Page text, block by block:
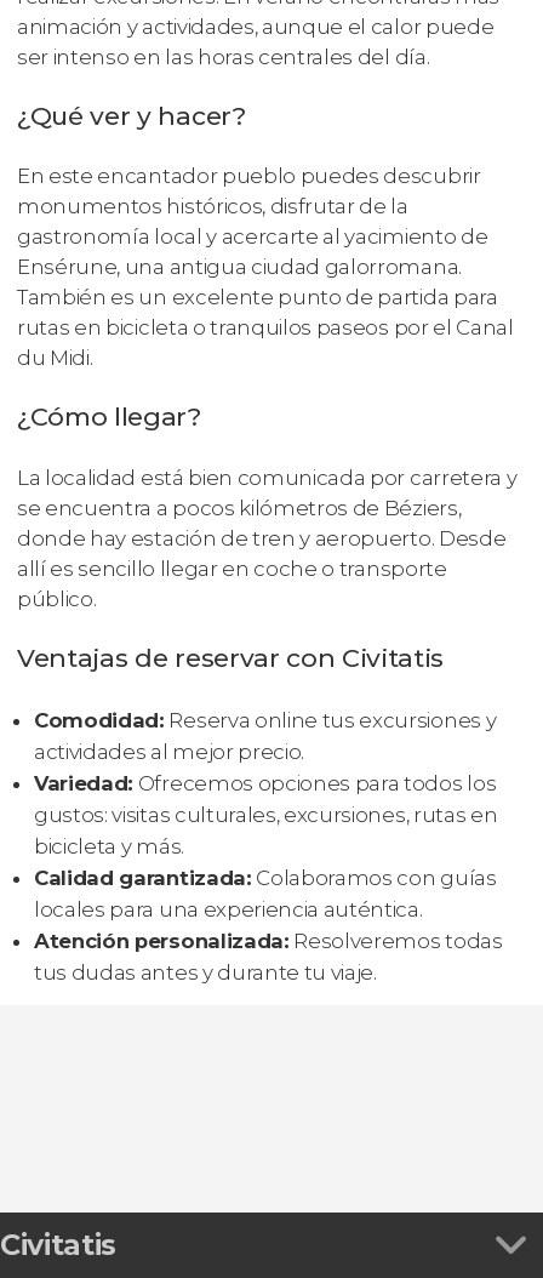
animación y actividades, aunque el calor puede
ser intenso en las horas centrales del día.
¿Qué ver y hacer?
En este encantador pueblo puedes descubrir
monumentos históricos, disfrutar de la
gastronomía local y acercarte al yacimiento de
Ensérune, una antigua ciudad galorromana.
También es un excelente punto de partida para
rutas en bicicleta o tranquilos paseos por el Canal
du Midi.
¿Cómo llegar?
La localidad está bien comunicada por carretera y
se encuentra a pocos kilómetros de Béziers,
donde hay estación de tren y aeropuerto. Desde
allí es sencillo llegar en coche o transporte
público.
Ventajas de reservar con Civitatis
Comodidad: Reserva online tus excursiones y
actividades al mejor precio.
Variedad: Ofrecemos opciones para todos los
gustos: visitas culturales, excursiones, rutas en
bicicleta y más.
Calidad garantizada: Colaboramos con guías
locales para una experiencia auténtica.
Atención personalizada: Resolveremos todas
tus dudas antes y durante tu viaje.
Civitatis